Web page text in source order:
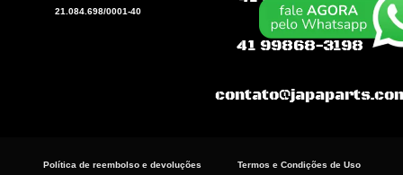
a
21.084.698/0001-40
41 99868-3198
Política de reembolso e devoluções Termos e Condições de Uso